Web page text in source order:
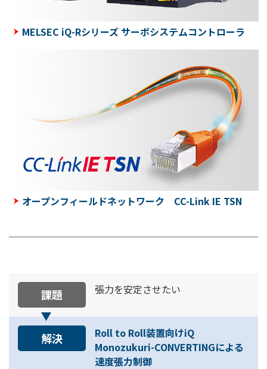
MELSEC iQ-Rシリーズ サーボシステムコントローラ
オープンフィールドネットワーク CC-Link IE TSN
課題 張力を安定させたい
解決
Roll to Roll装置向けiQ
Monozukuri-CONVERTINGによる
速度張力制御